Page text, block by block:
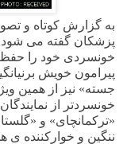
به گزارش کوتاه و
پزشکان گفته می شود
خونسردی خود را حفظ
پیرامون خویش
جسته» نیز از همین
خونسردتر از
«ترکمانچای» و
ننگین و خوارکننده ی